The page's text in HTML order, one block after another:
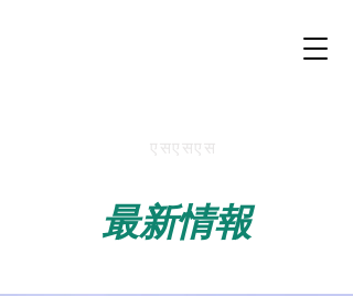
एसएसएस
​最新情報